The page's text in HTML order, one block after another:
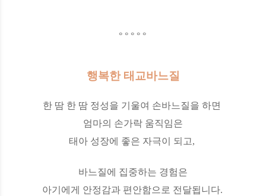
° ° ° ° °
행복한 태교바느질
한 땀 한 땀 정성을 기울여 손바느질을 하면
엄마의 손가락 움직임은
태아 성장에 좋은 자극이 되고,
바느질에 집중하는 경험은
아기에게 안정감과 편안함으로 전달됩니다.